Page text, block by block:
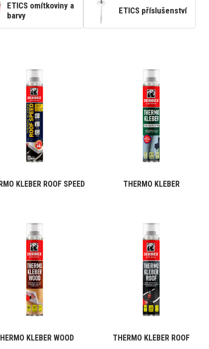
ETICS omítkoviny a
barvy
ETICS příslušenství
KLEBER ROOF SPEED THERMO KLEBER
KLEBER WOOD THERMO KLEBER ROOF